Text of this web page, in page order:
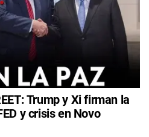
Trump y Xi firman la
y crisis en Novo